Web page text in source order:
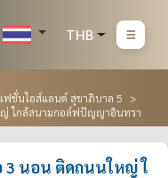
THB
ฟชั่นไอส์แลนด์ สุขาภิบาล 5
ญ่ ใกล้สนามกอล์ฟปัญญาอินทรา
3 นอน ติดถนนใหญ่ ใ